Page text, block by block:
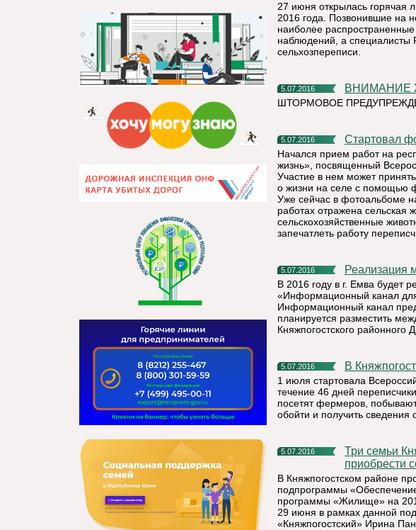
27 июня открылась горячая
2016 года. Позвонившие на
наиболее
наблюдений, а специалисты
сельхозпереписи.
5.07.2016
ШТОРМОВОЕ
5.07.2016 Стартовал
Начался прием работ на
жизнь», посвященный
Участие в нем может
о жизни на селе с помощью
Уже сейчас в фотоальбоме
работах отражена сельская
сельскохозяйственные
запечатлеть работу
5.07.2016 Реализация
В 2016 году в г. Емва будет
«Информационный канал для
Информационный канал
планируется разместить
Княжпогостского районного
5.07.2016 В
1 июля стартовала
течение 46 дней
посетят фермеров,
обойти и получить сведения
5.07.2016
Три семьи Княжпогостского района получили возможность
приобрести
В Княжпогостском районе
подпрограммы
программы «Жилище» на
29 июня в рамках данной
«Княжпогостский» Ирина